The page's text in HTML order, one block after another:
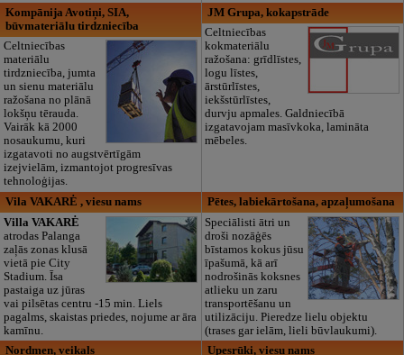
Kompānija Avotiņi, SIA,
būvmateriālu tirdzniecība
Celtniecības
materiālu
tirdzniecība, jumta
un sienu materiālu
ražošana no plānā
lokšņu tērauda.
Vairāk kā 2000
nosaukumu, kuri
izgatavoti no augstvērtīgām
izejvielām, izmantojot progresīvas
tehnoloģijas.
JM Grupa, kokapstrāde
Celtniecības
kokmateriālu
ražošana: grīdlīstes,
logu līstes,
ārstūrlīstes,
iekšstūrlīstes,
durvju apmales. Galdniecībā
izgatavojam masīvkoka, lamināta
mēbeles.
Vila VAKARĖ , viesu nams
Villa VAKARĖ
atrodas Palanga
zaļās zonas klusā
vietā pie City
Stadium. Īsa
pastaiga uz jūras
vai pilsētas centru -15 min. Liels
pagalms, skaistas priedes, nojume ar āra
kamīnu.
Pētes, labiekārtošana, apzaļumošana
Speciālisti ātri un
droši nozāģēs
bīstamos kokus jūsu
īpašumā, kā arī
nodrošinās koksnes
atlieku un zaru
transportēšanu un
utilizāciju. Pieredze lielu objektu
(trases gar ielām, lieli būvlaukumi).
Nordmen, veikals
Upesrūķi, viesu nams